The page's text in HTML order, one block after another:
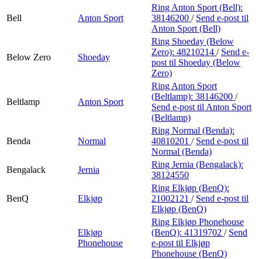
Bell Anton Sport
Ring Anton Sport (Bell):
38146200 / Send e-post til
Anton Sport (Bell)
Below Zero Shoeday
Ring Shoeday (Below
Zero): 48210214 / Send e-
post til Shoeday (Below
Zero)
Beltlamp Anton Sport
Ring Anton Sport
(Beltlamp): 38146200 /
Send e-post til Anton Sport
(Beltlamp)
Benda Normal
Ring Normal (Benda):
40810201 / Send e-post til
Normal (Benda)
Bengalack
Jernia
Ring Jernia (Bengalack):
38124550
BenQ Elkjøp
Ring Elkjøp (BenQ):
21002121 / Send e-post til
Elkjøp (BenQ)
Elkjøp
Phonehouse
Ring Elkjøp Phonehouse
(BenQ): 41319702 / Send
e-post til Elkjøp
Phonehouse (BenQ)